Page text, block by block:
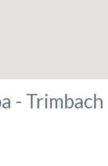
-